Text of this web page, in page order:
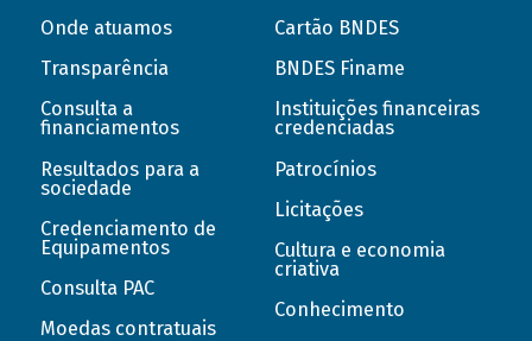
Onde atuamos
Transparência
Consulta a
financiamentos
Resultados para a
sociedade
Credenciamento de
Equipamentos
Consulta PAC
Moedas contratuais
Cartão BNDES
BNDES Finame
Instituições financeiras
credenciadas
Patrocínios
Licitações
Cultura e economia
criativa
Conhecimento